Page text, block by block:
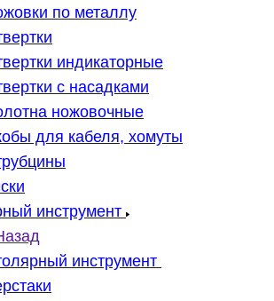
по металлу
индикаторные
с насадками
ножовочные
для кабеля, хомуты
инструмент
инструмент